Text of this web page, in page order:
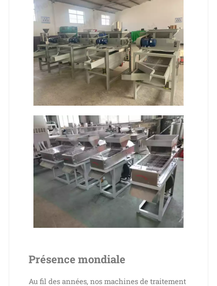
Présence mondiale
Au fil des années, nos machines de traitement